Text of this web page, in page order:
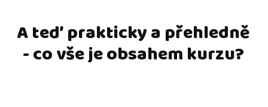
A teď prakticky a přehledně
- co vše je obsahem kurzu?